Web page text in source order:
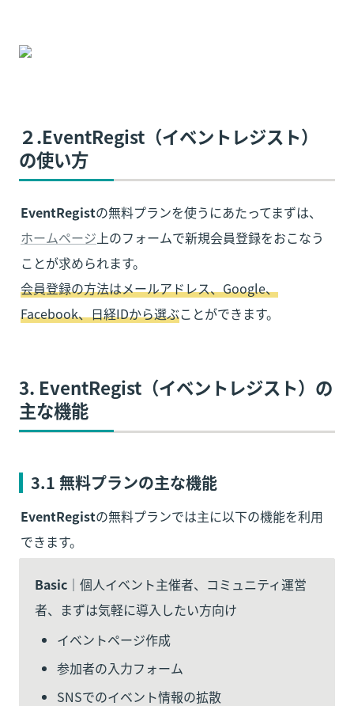
２.EventRegist（イベントレジスト）
の使い方
EventRegistの無料プランを使うにあたってまずは、
ホームページ上のフォームで新規会員登録をおこなう
会員登録の方法はメールアドレス、Google、
Facebook、日経IDから選ぶことができます。
3. EventRegist（イベントレジスト）の
主な機能
3.1 無料プランの主な機能
EventRegistの無料プランでは主に以下の機能を利用
できます。
Basic ｜個人イベント主催者、コミュニティ運営
者、まずは気軽に導入したい方向け
イベントページ作成
参加者の入力フォーム
SNSでのイベント情報の拡散